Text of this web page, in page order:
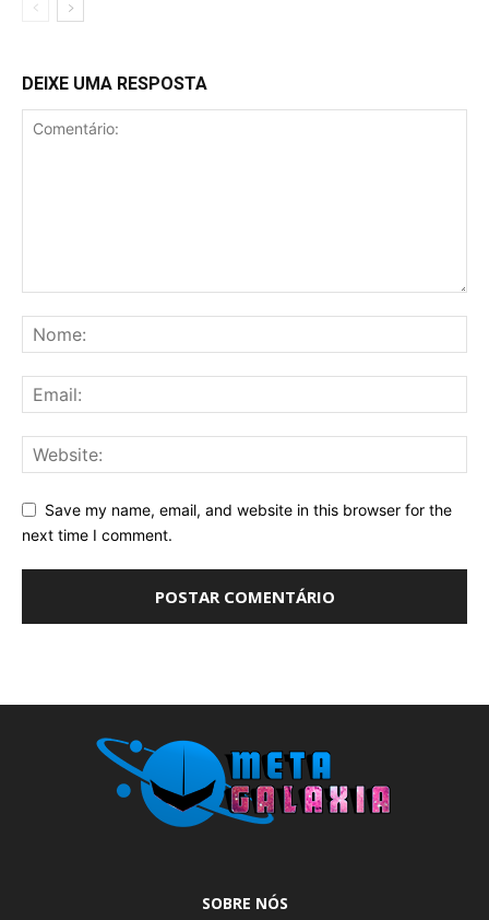
DEIXE UMA RESPOSTA
Save my name, email, and website in this browser for the
next time I comment.
SOBRE NÓS